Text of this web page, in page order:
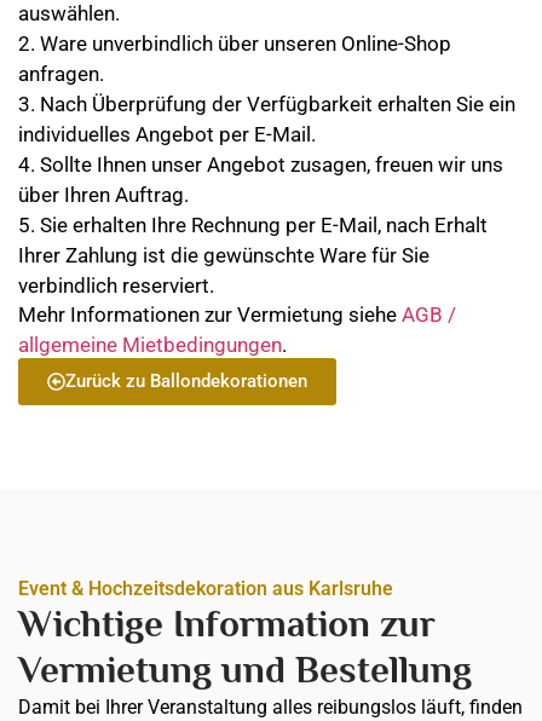
auswählen.
2. Ware unverbindlich über unseren Online-Shop
anfragen.
3. Nach Überprüfung der Verfügbarkeit erhalten Sie ein
individuelles Angebot per E-Mail.
4. Sollte Ihnen unser Angebot zusagen, freuen wir uns
über Ihren Auftrag.
5. Sie erhalten Ihre Rechnung per E-Mail, nach Erhalt
Ihrer Zahlung ist die gewünschte Ware für Sie
verbindlich reserviert.
Mehr Informationen zur Vermietung siehe AGB /
allgemeine Mietbedingungen.
Zurück zu Ballondekorationen
Event & Hochzeitsdekoration aus Karlsruhe
Wichtige Information zur
Vermietung und Bestellung
Damit bei Ihrer Veranstaltung alles reibungslos läuft, finden